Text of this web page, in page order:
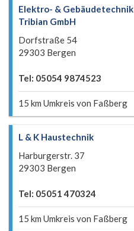
Elektro- & Gebäudetechnik
Tribian GmbH
Dorfstraße 54
29303 Bergen
Tel: 05054 9874523
15 km Umkreis von Faßberg
L & K Haustechnik
Harburgerstr. 37
29303 Bergen
Tel: 05051 470324
15 km Umkreis von Faßberg